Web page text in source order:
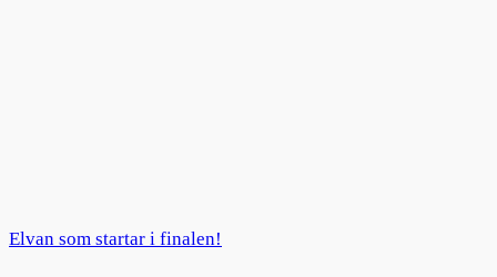
Elvan som startar i finalen!